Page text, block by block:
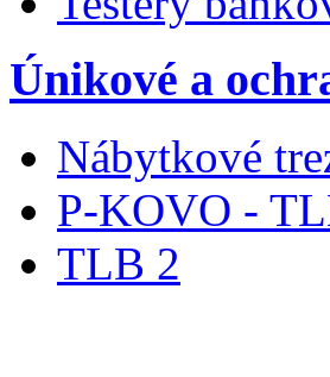
Únikové a
Nábytkové
P-KOVO -
TLB 2